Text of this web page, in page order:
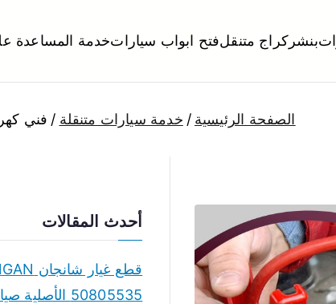
وصيانة سيارات امام المنزل تبديل بطاريات بارخص الاسعار
بنشر كراج متنقلفتح ابواب سياراتخدمة المساعدة
الصفحة الرئيسية خدمة سيارات متنقلة فني
أحدث المقالات
50805535 الأصلية صيانة فورية